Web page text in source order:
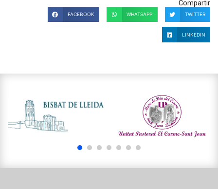
Compartir
FACEBOOK WHATSAPP TWITTER
LINKEDIN